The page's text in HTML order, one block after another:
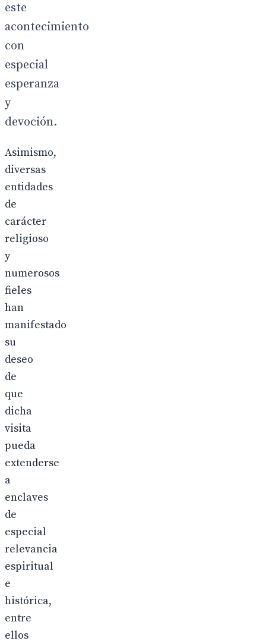
este
acontecimiento
con
especial
esperanza
y
devoción.
Asimismo,
diversas
entidades
de
carácter
religioso
y
numerosos
fieles
han
manifestado
su
deseo
de
que
dicha
visita
pueda
extenderse
a
enclaves
de
especial
relevancia
espiritual
e
histórica,
entre
ellos